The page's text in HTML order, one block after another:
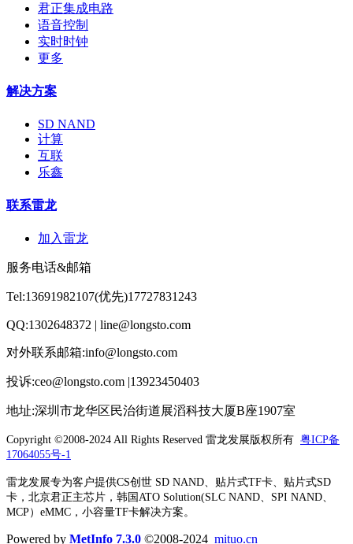
君正集成电路
语音控制
实时时钟
更多
解决方案
SD NAND
计算
互联
乐鑫
联系雷龙
加入雷龙
服务电话&邮箱
Tel:13691982107(优先)17727831243
QQ:1302648372 | line@longsto.com
对外联系邮箱:info@longsto.com
投诉:ceo@longsto.com |13923450403
地址:深圳市龙华区民治街道展滔科技大厦B座1907室
Copyright ©2008-2024 All Rights Reserved 雷龙发展版权所有 粤ICP备
17064055号-1
雷龙发展专为客户提供CS创世 SD NAND、贴片式TF卡、贴片式SD
卡，北京君正主芯片，韩国ATO Solution(SLC NAND、SPI NAND、
MCP）eMMC，小容量TF卡解决方案。
Powered by MetInfo 7.3.0 ©2008-2024 mituo.cn